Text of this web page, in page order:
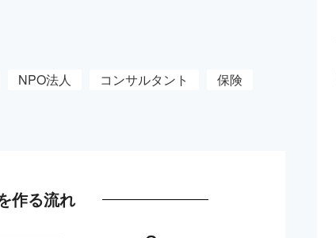
NPO法人 コンサルタント
保険
作る流れ